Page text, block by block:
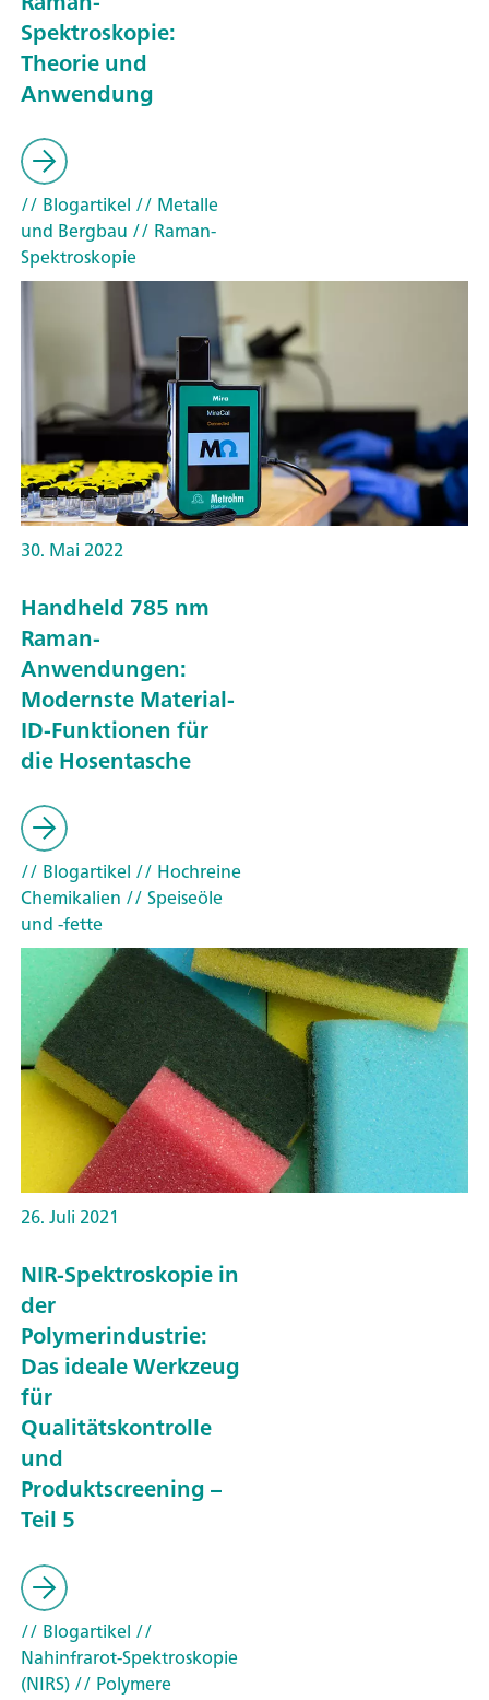
Spektroskopie:
Theorie und
Anwendung
// Blogartikel // Metalle
und Bergbau // Raman-
Spektroskopie
30. Mai 2022
Handheld 785 nm
Raman-
Anwendungen:
Modernste Material-
ID-Funktionen für
die Hosentasche
// Blogartikel // Hochreine
Chemikalien // Speiseöle
und -fette
26. Juli 2021
NIR-Spektroskopie in
der
Polymerindustrie:
Das ideale Werkzeug
für
Qualitätskontrolle
und
Produktscreening –
Teil 5
// Blogartikel //
Nahinfrarot-Spektroskopie
(NIRS)// Polymere